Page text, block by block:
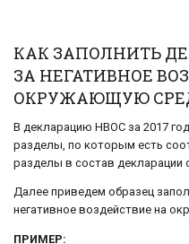
КАК ЗАПОЛНИТЬ
ЗА НЕГАТИВНОЕ
ОКРУЖАЮЩУЮ
В декларацию НВОС за 2017
разделы, по которым есть
разделы в состав декларации
Далее приведем образец
негативное воздействие на
ПРИМЕР: